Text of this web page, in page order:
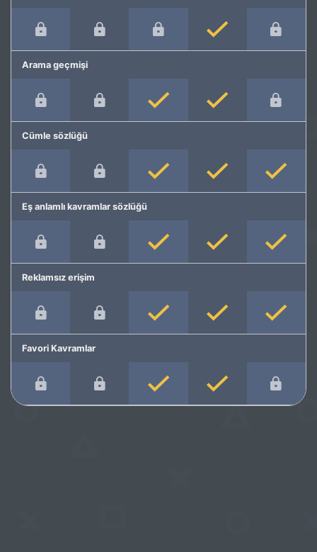
Arama geçmişi
Cümle sözlüğü
Eş anlamlı kavramlar sözlüğü
Reklamsız erişim
Favori Kavramlar